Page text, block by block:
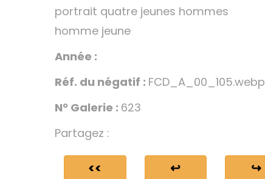
portrait quatre jeunes hommes
homme jeune
Année :
Réf. du négatif : FCD_A_00_105.webp
N° Galerie : 623
Partagez :
<< ↩ ↪